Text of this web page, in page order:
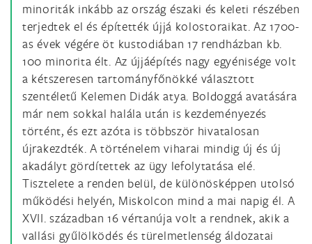
minoriták inkább az ország északi és keleti részében
terjedtek el és építették újjá kolostoraikat. Az 1700-
as évek végére öt kustodiában 17 rendházban kb.
100 minorita élt. Az újjáépítés nagy egyénisége volt
a kétszeresen tartományfőnökké választott
szentéletű Kelemen Didák atya. Boldoggá avatására
már nem sokkal halála után is kezdeményezés
történt, és ezt azóta is többször hivatalosan
újrakezdték. A történelem viharai mindig új és új
akadályt gördítettek az ügy lefolytatása elé.
Tisztelete a renden belül, de különösképpen utolsó
működési helyén, Miskolcon mind a mai napig él. A
XVII. században 16 vértanúja volt a rendnek, akik a
vallási gyűlölködés és türelmetlenség áldozatai